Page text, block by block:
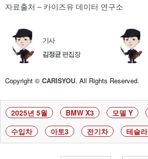
자료출처 – 카이즈유 데이터 연구소
기사
김정균편집장
Copyright © CARISYOU. All Rights Reserved.
2025년 5월 BMW X3 모델 Y
수입차
아토3 전기차 테슬라